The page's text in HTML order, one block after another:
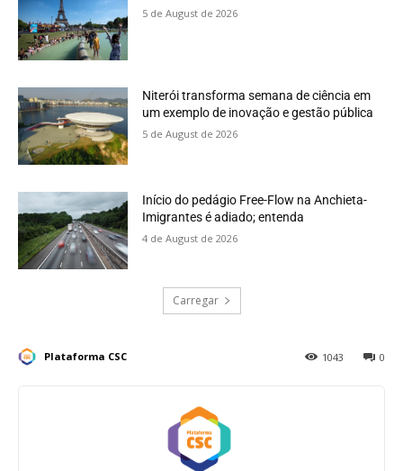
5 de August de 2026
Niterói transforma semana de ciência em
um exemplo de inovação e gestão pública
5 de August de 2026
Início do pedágio Free-Flow na Anchieta-
Imigrantes é adiado; entenda
4 de August de 2026
Carregar
Plataforma CSC 0
1043